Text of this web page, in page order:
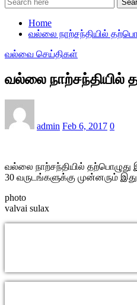
Home
வல்லை நாற்சந்தியில்
வல்வை செய்திகள்
வல்லை நாற்சந்தியில்
admin Feb 6, 2017 0
வல்லை நாற்சந்தியில் தற்பொழுது
30 வருடங்களுக்கு முன்னரும்
photo
valvai sulax